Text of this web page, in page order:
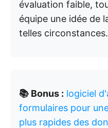
évaluation faible,
équipe une idée de
telles circonstances.
📚 Bonus : logiciel
formulaires pour
plus rapides des